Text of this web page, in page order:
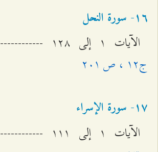
۱٦- سورة النحل
الآيات ۱ إلى ۱٢۸ -----------------------------
ج۱٢ ، ص ٢۰۱
۱۷- سورة الإسراء
الآيات ۱ إلى ۱۱۱ -----------------------------